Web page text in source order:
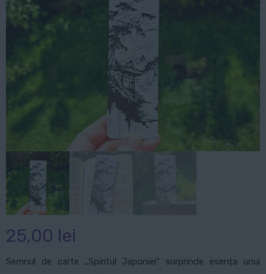
25,00 lei
Semnul de carte „Spiritul Japoniei” surprinde esența unui